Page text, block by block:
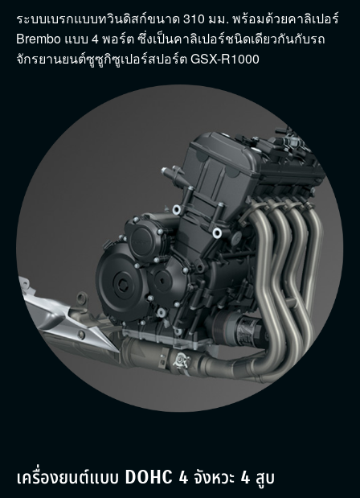
ระบบเบรกแบบทวินดิสก์ขนาด 310 มม. พร้อมด้วยคาลิเปอร์
Brembo แบบ 4 พอร์ต ซึ่งเป็นคาลิเปอร์ชนิดเดียวกันกับรถ
จักรยานยนต์ซูซูกิซูเปอร์สปอร์ต GSX-R1000
เครื่องยนต์แบบ DOHC 4 จังหวะ 4 สูบ